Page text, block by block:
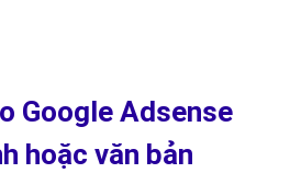
Google Adsense
hoặc văn bản